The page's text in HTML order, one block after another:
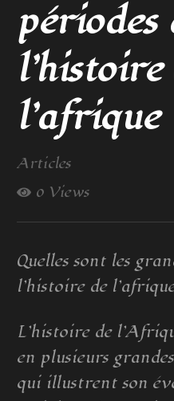
périodes
l’histoire
l’afrique
Articles
0 Views
Quelles sont les
l’histoire de
L’histoire de
en plusieurs
qui illustrent son